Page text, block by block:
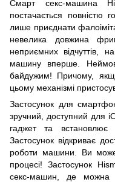
Смарт секс-машина
постачається повністю
лише приєднати
невелика довжина
неприємних відчуттів,
машину вперше.
байдужим! Причому,
цьому механізмі
Застосунок для
зручний, доступний для
гаджет та встановлює
Застосунок відкриває
роботи машини. Ви
процесі! Застосунок
секс-машин, де можна